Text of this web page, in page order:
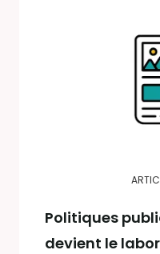
Politiques
devient le